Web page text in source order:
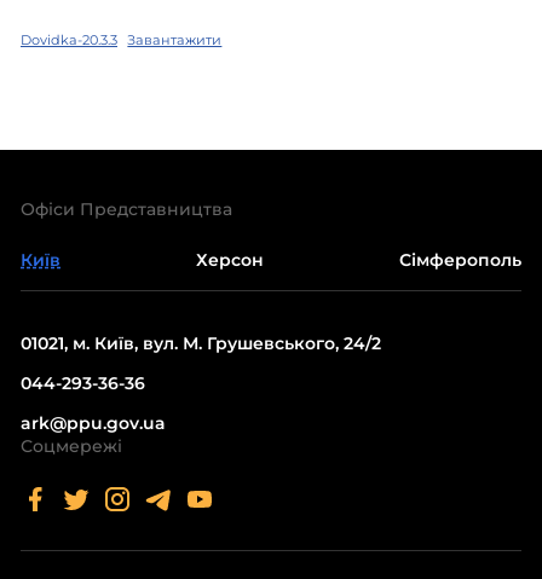
Dovidka-20.3.3 Завантажити
Офіси Представництва
Київ Херсон Сімферополь
01021, м. Київ, вул. М. Грушевського, 24/2
044-293-36-36
ark@ppu.gov.ua
Соцмережі